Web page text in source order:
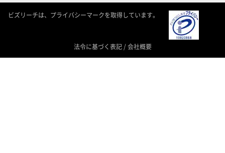
ビズリーチは、プライバシーマークを取得しています。
法令に基づく表記 /会社概要